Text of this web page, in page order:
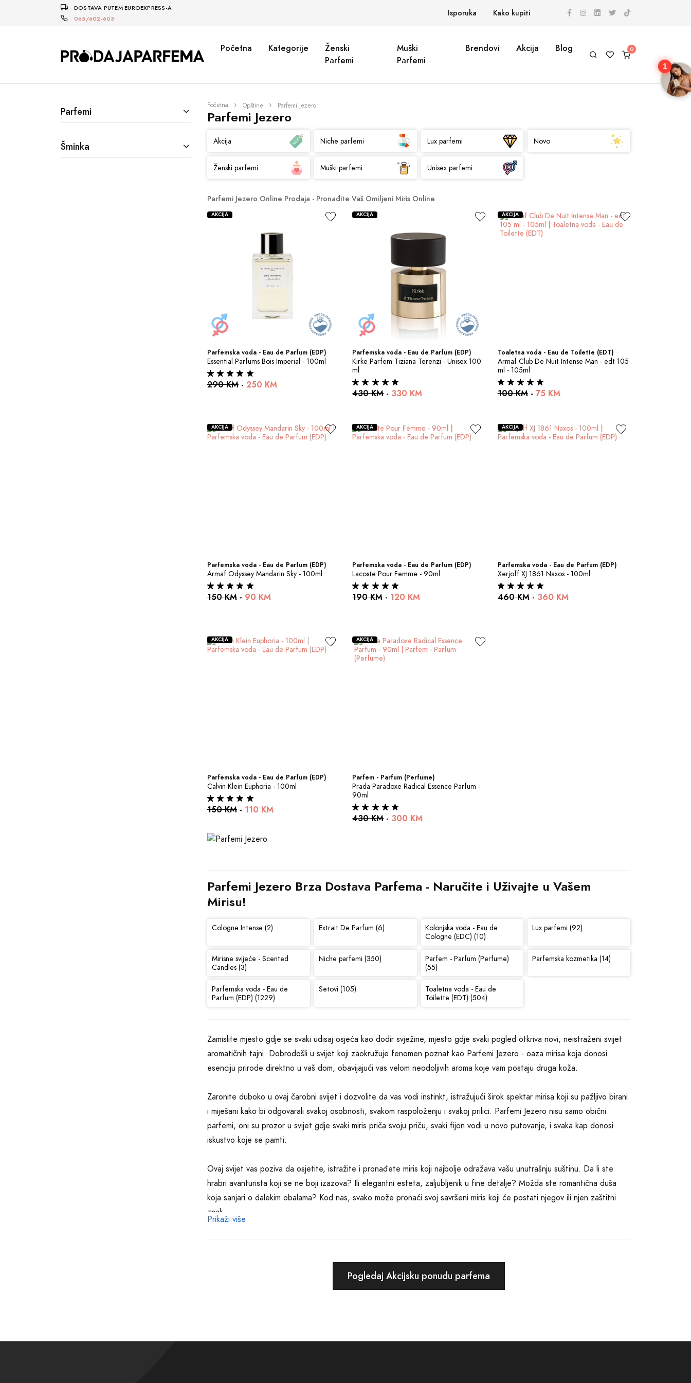
DOSTAVA PUTEM EUROEXPRESS-A
065/602-603
Isporuka Kako kupiti
Početna Kategorije
Ženski
Parfemi
Muški
Parfemi
Brendovi Akcija Blog
Parfemi
Šminka
Početna Opštine Parfemi Jezero
Parfemi Jezero
Akcija Niche parfemi Lux parfemi Novo
Ženski parfemi Muški parfemi Unisex parfemi
Parfemi Jezero Online Prodaja - Pronađite Vaš Omiljeni Miris Online
Parfemska voda - Eau de Parfum (EDP)
Essential Parfums Bois Imperial - 100ml
290 KM - 250 KM
AKCIJA
Parfemska voda - Eau de Parfum (EDP)
Kirke Parfem Tiziana Terenzi - Unisex 100
ml
430 KM- 330 KM
AKCIJA
Toaletna voda - Eau de Toilette (EDT)
Armaf Club De Nuit Intense Man - edt 105
ml - 105ml
100 KM- 75 KM
AKCIJA
Parfemska voda - Eau de Parfum (EDP)
Armaf Odyssey Mandarin Sky - 100ml
150 KM - 90 KM
AKCIJA
Parfemska voda - Eau de Parfum (EDP)
Lacoste Pour Femme - 90ml
190 KM- 120 KM
AKCIJA
Parfemska voda - Eau de Parfum (EDP)
Xerjoff XJ 1861 Naxos - 100ml
460 KM- 360 KM
AKCIJA
Parfemska voda - Eau de Parfum (EDP)
Calvin Klein Euphoria - 100ml
150 KM - 110 KM
AKCIJA
Parfem - Parfum (Perfume)
Prada Paradoxe Radical Essence Parfum -
90ml
430 KM- 300 KM
AKCIJA
Parfemi Jezero Brza Dostava Parfema - Naručite i Uživajte u Vašem
Mirisu!
Cologne Intense (2) Extrait De Parfum (6)
Kolonjska voda - Eau de
Cologne (EDC) (10)
Lux parfemi (92)
Mirisne svijeće - Scented
Candles (3)
Niche parfemi (350)
Parfem - Parfum (Perfume)
(55)
Parfemska kozmetika (14)
Parfemska voda - Eau de
Parfum (EDP) (1229)
Setovi (105)
Toaletna voda - Eau de
Toilette (EDT) (504)
Zamislite mjesto gdje se svaki udisaj osjeća kao dodir svježine, mjesto gdje svaki pogled otkriva novi, neistraženi svijet
aromatičnih tajni. Dobrodošli u svijet koji zaokružuje fenomen poznat kao Parfemi Jezero - oaza mirisa koja donosi
esenciju prirode direktno u vaš dom, obavijajući vas velom neodoljivih aroma koje vam postaju druga koža.
Zaronite duboko u ovaj čarobni svijet i dozvolite da vas vodi instinkt, istražujući širok spektar mirisa koji su pažljivo birani
i miješani kako bi odgovarali svakoj osobnosti, svakom raspoloženju i svakoj prilici. Parfemi Jezero nisu samo obični
parfemi, oni su prozor u svijet gdje svaki miris priča svoju priču, svaki fijon vodi u novo putovanje, i svaka kap donosi
iskustvo koje se pamti.
Ovaj svijet vas poziva da osjetite, istražite i pronađete miris koji najbolje odražava vašu unutrašnju suštinu. Da li ste
hrabri avanturista koji se ne boji izazova? Ili elegantni esteta, zaljubljenik u fine detalje? Možda ste romantična duša
koja sanjari o dalekim obalama? Kod nas, svako može pronaći svoj savršeni miris koji će postati njegov ili njen zaštitni
znak.
trendova. Kroz maestralnu kombinaciju prirodnih sastojaka i inovativne tehnologije, stvaramo mirise koji imaju moć da
ljubavi i posvećenosti, uz neprestano osluškivanje želja i potreba naših kupaca.
Prikaži više
Pogledaj Akcijsku ponudu parfema
1